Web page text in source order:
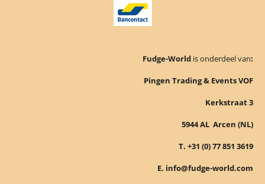
Fudge-World is onderdeel van:
Pingen Trading & Events VOF
Kerkstraat 3
5944 AL Arcen (NL)
T. +31 (0) 77 851 3619
E. info@fudge-world.com